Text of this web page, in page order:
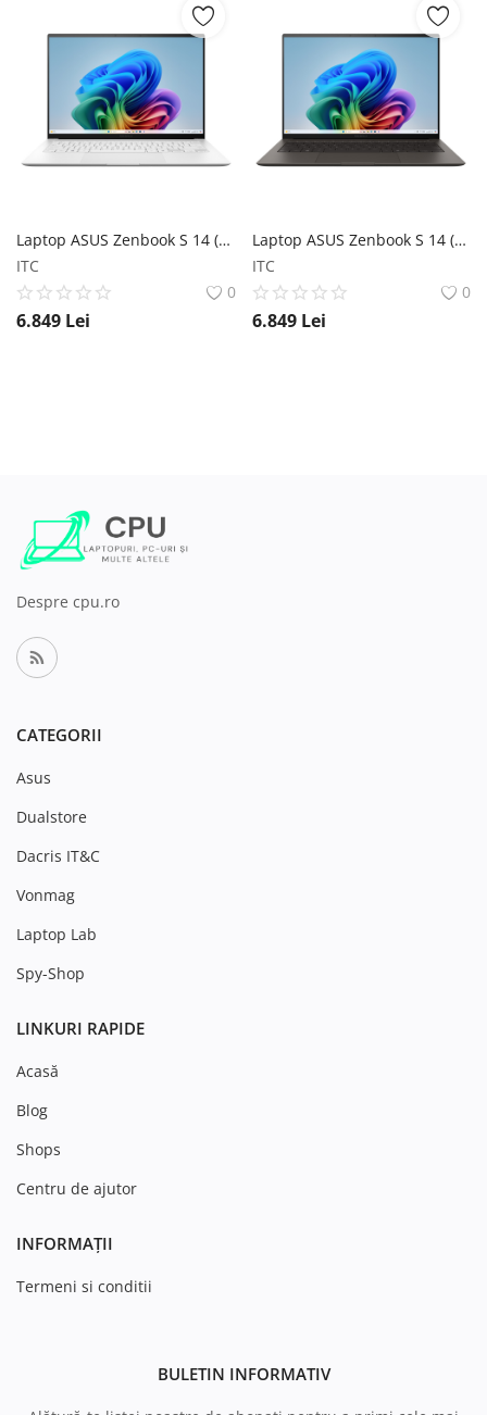
Laptop ASUS Zenbook S 14 (UX5406) 2024 ASUS
ITC
0
6.849 Lei
Laptop ASUS Zenbook S 14 (UX5406) 2024 ASUS
ITC
0
6.849 Lei
Despre cpu.ro
CATEGORII
Asus
Dualstore
Dacris IT&C
Vonmag
Laptop Lab
Spy-Shop
LINKURI RAPIDE
Acasă
Blog
Shops
Centru de ajutor
INFORMAȚII
Termeni si conditii
BULETIN INFORMATIV